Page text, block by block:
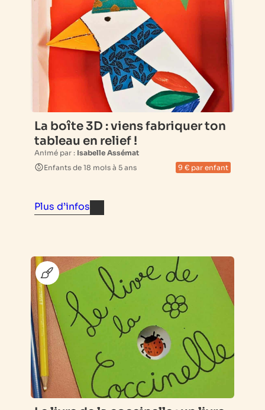
La boîte 3D : viens fabriquer ton
tableau en relief !
Animé par : Isabelle Assémat
Enfants de 18 mois à 5 ans
9 € par enfant
Plus d’infos